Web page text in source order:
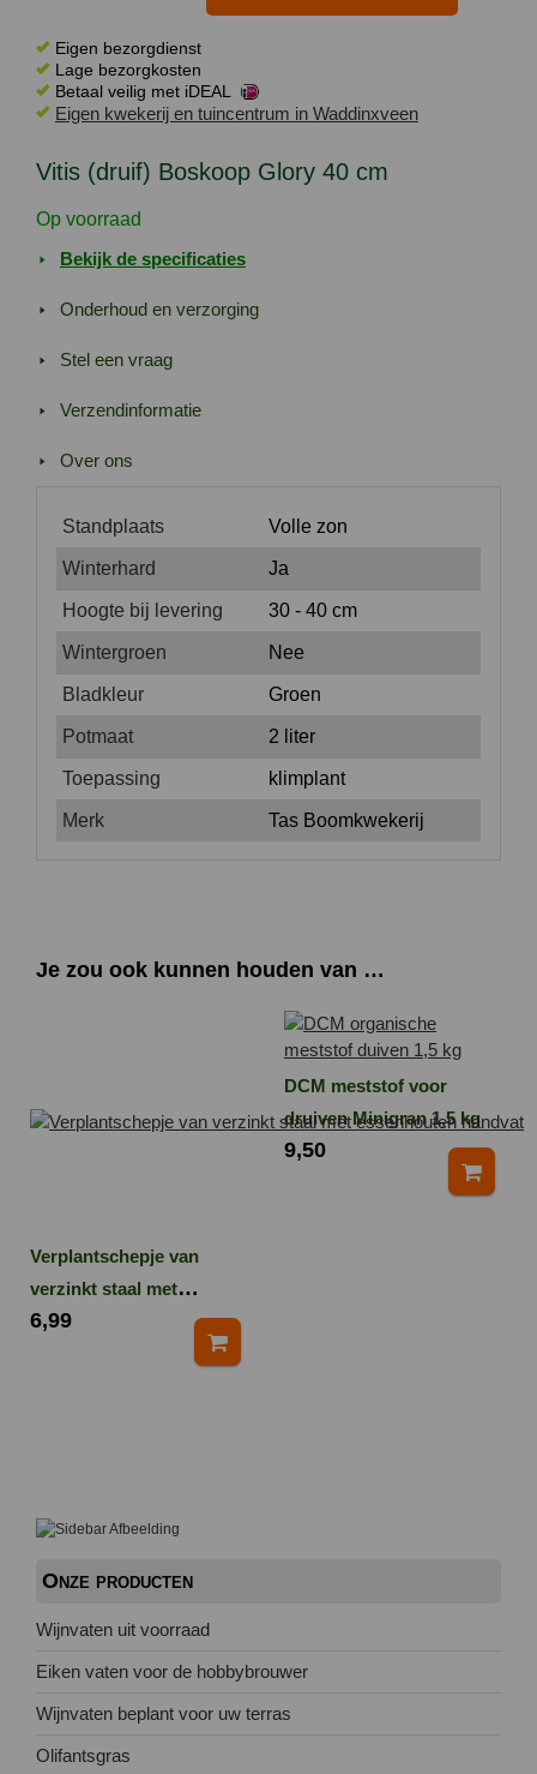
Vitis (druif) Boskoop Glory 40 cm
Op voorraad
Boskoop
Glory
40
cm
Eigen bezorgdienst
Lage bezorgkosten
Betaal veilig met iDEAL
Eigen kwekerij en tuincentrum in Waddinxveen
Bekijk de specificaties
Onderhoud en verzorging
Stel een vraag
Verzendinformatie
Over ons
Standplaats Volle zon
Winterhard Ja
Hoogte bij levering 30 - 40 cm
Wintergroen Nee
Bladkleur Groen
Potmaat 2 liter
Toepassing klimplant
Merk Tas Boomkwekerij
Je zou ook kunnen houden van …
Verplantschepje van
verzinkt staal met
essenhouten handvat
6,99
DCM meststof voor
druiven Minigran 1,5 kg
9,50
Onze producten
Wijnvaten uit voorraad
Eiken vaten voor de hobbybrouwer
Wijnvaten beplant voor uw terras
Olifantsgras